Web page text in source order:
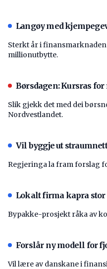
Langøy med
Sterkt år i
millionutbytte.
Børsdagen: Kursras
Slik gjekk det med dei
Nordvestlandet.
Vil byggje ut
Regjeringa la fram forslag
Lokalt firma kapra
Bypakke-prosjekt råka av
Forslår ny modell for
Vil lære av danskane i